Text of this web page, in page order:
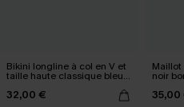
Bikini longline à col en V et
taille haute classique bleu
32,00 €
noir
35,00